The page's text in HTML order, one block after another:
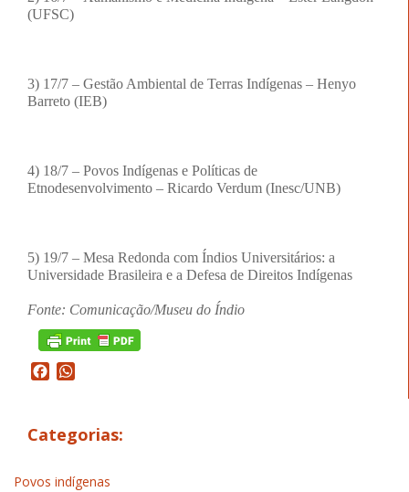
(UFSC)
3) 17/7 – Gestão Ambiental de Terras Indígenas – Henyo
Barreto (IEB)
4) 18/7 – Povos Indígenas e Políticas de
Etnodesenvolvimento – Ricardo Verdum (Inesc/UNB)
5) 19/7 – Mesa Redonda com Índios Universitários: a
Universidade Brasileira e a Defesa de Direitos Indígenas
Fonte: Comunicação/Museu do Índio
Facebook
Categorias:
Povos indígenas